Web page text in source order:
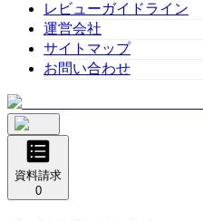
レビューガイドライン
運営会社
サイトマップ
お問い合わせ
資料請求
0